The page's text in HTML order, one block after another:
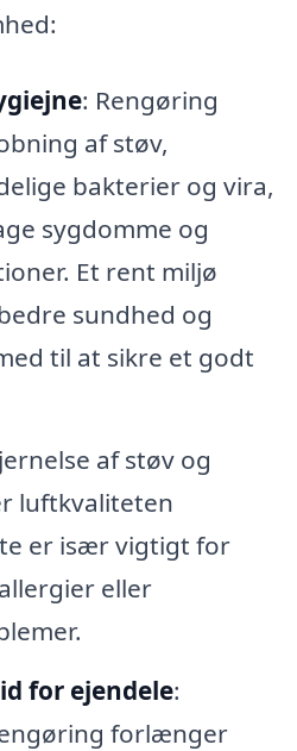
: Rengøring
af støv,
bakterier og vira,
sygdomme og
Et rent miljø
sundhed og
til at sikre et godt
af støv og
luftkvaliteten
er især vigtigt for
eller
for ejendele:
forlænger